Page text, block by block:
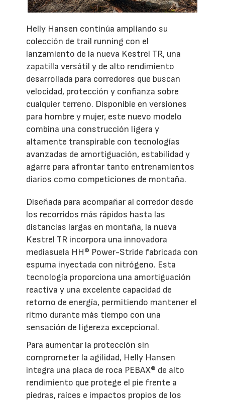
Helly Hansen continúa ampliando su
colección de trail running con el
lanzamiento de la nueva Kestrel TR, una
zapatilla versátil y de alto rendimiento
desarrollada para corredores que buscan
velocidad, protección y confianza sobre
cualquier terreno. Disponible en versiones
para hombre y mujer, este nuevo modelo
combina una construcción ligera y
altamente transpirable con tecnologías
avanzadas de amortiguación, estabilidad y
agarre para afrontar tanto entrenamientos
diarios como competiciones de montaña.
Diseñada para acompañar al corredor desde
los recorridos más rápidos hasta las
distancias largas en montaña, la nueva
Kestrel TR incorpora una innovadora
mediasuela HH® Power-Stride fabricada con
espuma inyectada con nitrógeno. Esta
tecnología proporciona una amortiguación
reactiva y una excelente capacidad de
retorno de energía, permitiendo mantener el
ritmo durante más tiempo con una
sensación de ligereza excepcional.
Para aumentar la protección sin
comprometer la agilidad, Helly Hansen
integra una placa de roca PEBAX® de alto
rendimiento que protege el pie frente a
piedras, raíces e impactos propios de los